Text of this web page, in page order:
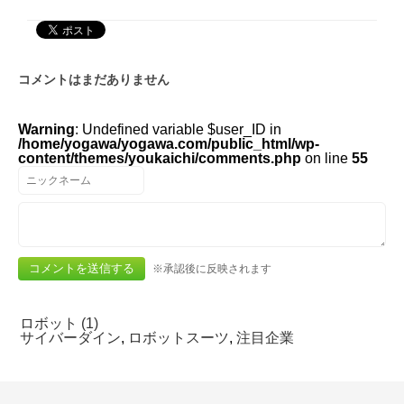
コメントはまだありません
Warning: Undefined variable $user_ID in
/home/yogawa/yogawa.com/public_html/wp-
content/themes/youkaichi/comments.php on line 55
※承認後に反映されます
ロボット (1)
サイバーダイン, ロボットスーツ,注目企業